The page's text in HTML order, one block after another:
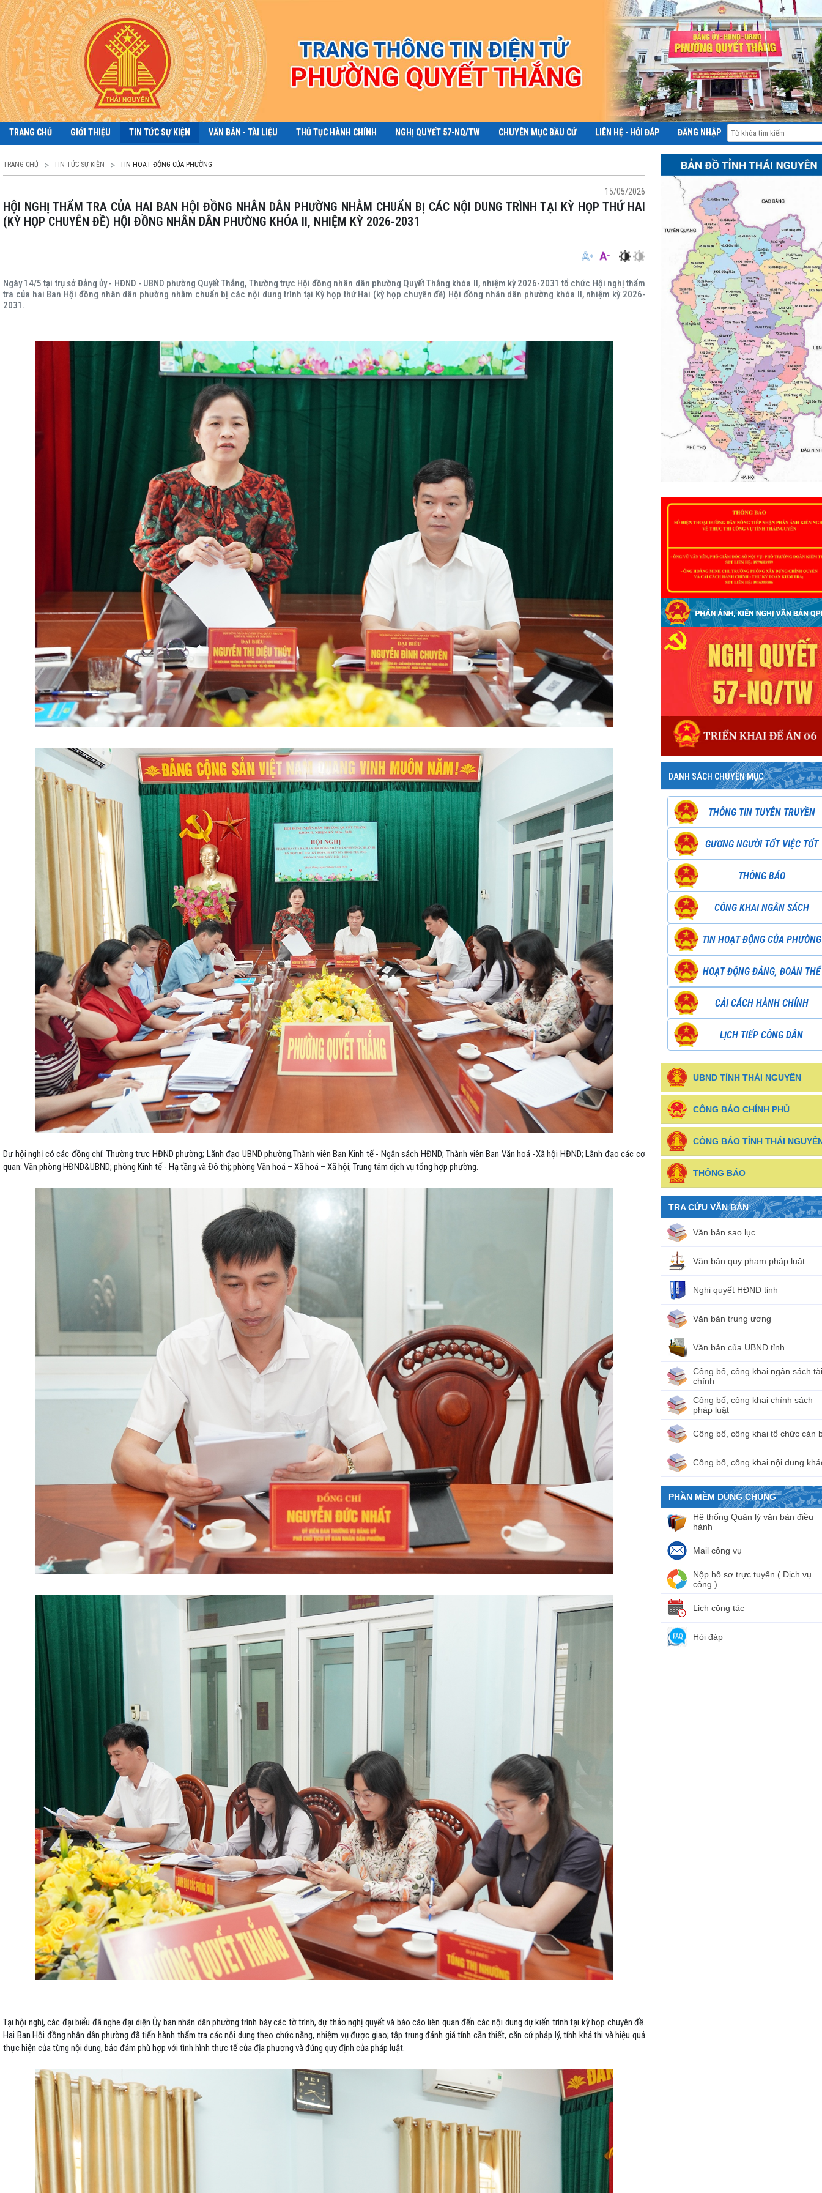
TRANG CHỦ GIỚI THIỆU TIN TỨC SỰ KIỆN VĂN BẢN - TÀI LIỆU THỦ TỤC HÀNH CHÍNH NGHỊ QUYẾT 57-NQ/TW CHUYÊN MỤC BẦU CỬ LIÊN HỆ - HỎI ĐÁP ĐĂNG NHẬP ĐỀ ÁN 06
TRANG CHỦ TIN TỨC SỰ KIỆN TIN HOẠT ĐỘNG CỦA PHƯỜNG
15/05/2026
HỘI NGHỊ THẨM TRA CỦA HAI BAN HỘI ĐỒNG NHÂN DÂN PHƯỜNG NHẰM CHUẨN BỊ CÁC NỘI DUNG TRÌNH TẠI KỲ HỌP THỨ HAI
(KỲ HỌP CHUYÊN ĐỀ) HỘI ĐỒNG NHÂN DÂN PHƯỜNG KHÓA II, NHIỆM KỲ 2026-2031
Ngày 14/5 tại trụ sở Đảng ủy - HĐND - UBND phường Quyết Thắng, Thường trực Hội đồng nhân dân phường Quyết Thắng khóa II, nhiệm kỳ 2026-2031 tổ chức Hội nghị thẩm
tra của hai Ban Hội đồng nhân dân phường nhằm chuẩn bị các nội dung trình tại Kỳ họp thứ Hai (kỳ họp chuyên đề) Hội đồng nhân dân phường khóa II, nhiệm kỳ 2026-
2031.
Dự hội nghị có các đồng chí: Thường trực HĐND phường; Lãnh đạo UBND phường;Thành viên Ban Kinh tế - Ngân sách HĐND; Thành viên Ban Văn hoá -Xã hội HĐND; Lãnh đạo các cơ
quan: Văn phòng HĐND&UBND; phòng Kinh tế - Hạ tầng và Đô thị; phòng Văn hoá – Xã hoá – Xã hội; Trung tâm dịch vụ tổng hợp phường.
Tại hội nghị, các đại biểu đã nghe đại diện Ủy ban nhân dân phường trình bày các tờ trình, dự thảo nghị quyết và báo cáo liên quan đến các nội dung dự kiến trình tại kỳ họp chuyên đề.
Hai Ban Hội đồng nhân dân phường đã tiến hành thẩm tra các nội dung theo chức năng, nhiệm vụ được giao; tập trung đánh giá tính cần thiết, căn cứ pháp lý, tính khả thi và hiệu quả
thực hiện của từng nội dung, bảo đảm phù hợp với tình hình thực tế của địa phương và đúng quy định của pháp luật.
DANH SÁCH CHUYÊN MỤC
THÔNG TIN TUYÊN TRUYỀN
GƯƠNG NGƯỜI TỐT VIỆC TỐT
THÔNG BÁO
CÔNG KHAI NGÂN SÁCH
TIN HOẠT ĐỘNG CỦA PHƯỜNG
HOẠT ĐỘNG ĐẢNG, ĐOÀN THỂ
CẢI CÁCH HÀNH CHÍNH
LỊCH TIẾP CÔNG DÂN
UBND TỈNH THÁI NGUYÊN
CÔNG BÁO CHÍNH PHỦ
CÔNG BÁO TỈNH THÁI
THÔNG BÁO
TRA CỨU VĂN BẢN
Văn bản sao lục
Văn bản quy phạm pháp luật
Nghị quyết HĐND tỉnh
Văn bản trung ương
Văn bản của UBND tỉnh
Công bố, công khai ngân sách tài
chính
Công bố, công khai chính sách
pháp luật
Công bố, công khai tổ chức cán
Công bố, công khai nội dung
PHẦN MỀM DÙNG CHUNG
Hệ thống Quản lý văn bản điều
hành
Mail công vụ
Nộp hồ sơ trực tuyến ( Dịch vụ
công )
Lịch công tác
Hỏi đáp